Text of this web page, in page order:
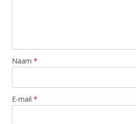
Naam *
E-mail *